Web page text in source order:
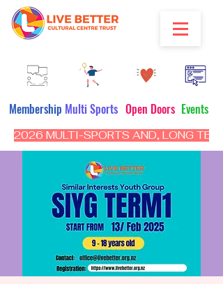
Multi Sports Open Doors Events
Membership
2026 MULTI-SPORTS AND, LONG